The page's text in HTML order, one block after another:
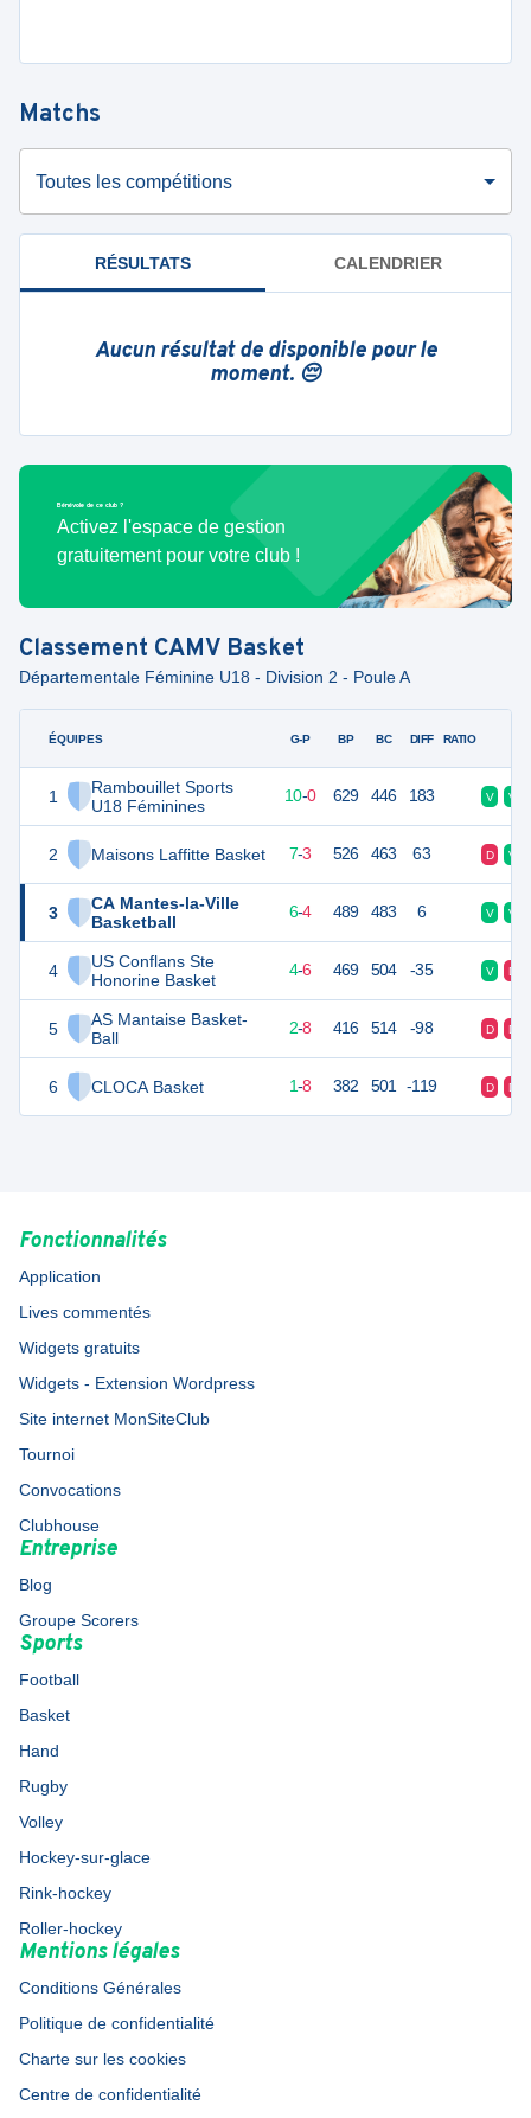
Matchs
Toutes les compétitions
RÉSULTATS CALENDRIER
Aucun résultat de disponible pour le
moment. 😔
Bénévole de ce club ?
Activez l'espace de gestion
gratuitement pour votre club !
Classement CAMV Basket
Départementale Féminine U18 - Division 2 - Poule A
ÉQUIPES
1
Rambouillet Sports
U18 Féminines
2 Maisons Laffitte Basket
3
CA Mantes-la-Ville
Basketball
4
US Conflans Ste
Honorine Basket
5
AS Mantaise Basket-
Ball
6 CLOCA Basket
G-P BP BC DIFF RATIO
30 10-0 629 446 183 V V
24 10 7-3 526 463 63 D V
22 6-4 489 483 6 V V
18 4-6 469 504 -35 V D
14 2-8 416 514 -98 D D
1-8 382 501 -119 D D
Fonctionnalités
Application
Lives commentés
Widgets gratuits
Widgets - Extension Wordpress
Site internet MonSiteClub
Tournoi
Convocations
Clubhouse
Entreprise
Blog
Groupe Scorers
Sports
Football
Basket
Hand
Rugby
Volley
Hockey-sur-glace
Rink-hockey
Roller-hockey
Mentions légales
Conditions Générales
Politique de confidentialité
Charte sur les cookies
Centre de confidentialité